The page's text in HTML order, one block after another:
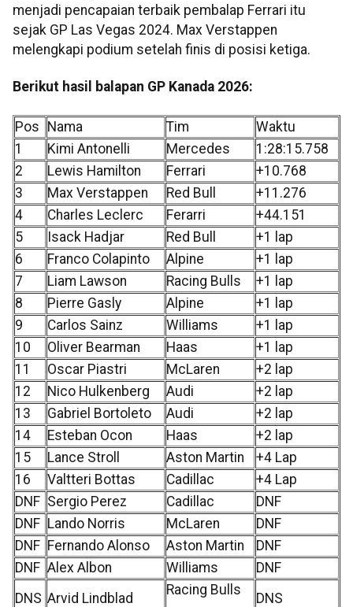
menjadi pencapaian terbaik pembalap Ferrari itu
sejak GP Las Vegas 2024. Max Verstappen
melengkapi podium setelah finis di posisi ketiga.
Berikut hasil balapan GP Kanada 2026:
Pos Nama Tim
Waktu
1
Kimi Antonelli Mercedes
1:28:15.758
2
Lewis Hamilton Ferrari
+10.768
3
Max Verstappen Red Bull
+11.276
4
Charles Leclerc Ferarri
+44.151
5
Isack Hadjar Red Bull
+1 lap
6
Franco Colapinto Alpine
+1 lap
7
Liam Lawson Racing Bulls
+1 lap
8
Pierre Gasly Alpine
+1 lap
9
Carlos Sainz Williams
+1 lap
10
Oliver Bearman Haas
+1 lap
11
Oscar Piastri McLaren
+2 lap
12
Nico Hulkenberg Audi
+2 lap
13
Gabriel Bortoleto Audi
+2 lap
14
Esteban Ocon Haas
+2 lap
15
Lance Stroll Aston Martin
+4 Lap
16
Valtteri Bottas Cadillac
+4 Lap
DNF Sergio Perez Cadillac
DNF
DNF Lando Norris McLaren
DNF
DNF Fernando Alonso Aston Martin
DNF
DNF Alex Albon Williams
DNF
DNS Arvid Lindblad
Racing Bulls
DNS